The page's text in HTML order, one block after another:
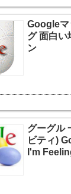
Googleマ
グ 面白い
ン
グーグル
ビティ)
I'm